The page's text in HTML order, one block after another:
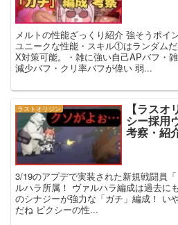
メルトの性能ざっくり紹介 強そうポ
ユニークな性能・スキル①はランダム
X対策可能。・雑に強い自己APバフ・
減少バフ・クリ率バフが偉い 弱...
ラストオリジン 【ラス
シー採用
考察・紹
3/19のアプデで実装された新規戦闘員
ルハラ所属！ ヴァルハラ編成は過去に
のシナジーが強力な「ガチ」編成！ い
だね ピクシーの性...